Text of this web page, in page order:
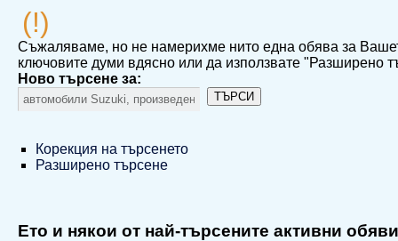
(!)
Съжаляваме, но не намерихме нито една обява за
ключовите думи вдясно или да използвате "Разширено
Ново търсене за:
ТЪРСИ
Корекция на търсенето
Разширено търсене
Ето и някои от най-търсените активни